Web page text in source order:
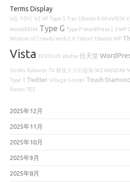
Terms Display
UQ T-01C VZ XP Type S Trac Ubuntu 8.04 nVIDIA
WebARENA Type G Type P WordPress 2.3 WP
Wisdom of Crowds Web 2.0 Yahoo! Ubuntu WP
Vista XEVIOUS ubufox 任天堂
Scrolls Xubuntu TV 新規タグの追加 WZ WebDAV
Type T Twitter Village Center Touch Diamond
Raven TES
2025年12月
2025年11月
2025年10月
2025年9月
2025年8月